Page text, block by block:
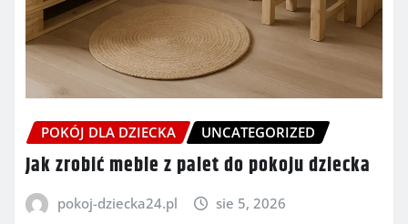
POKÓJ DLA DZIECKA UNCATEGORIZED
Jak zrobić meble z palet do pokoju dziecka
pokoj-dziecka24.pl sie 5, 2026